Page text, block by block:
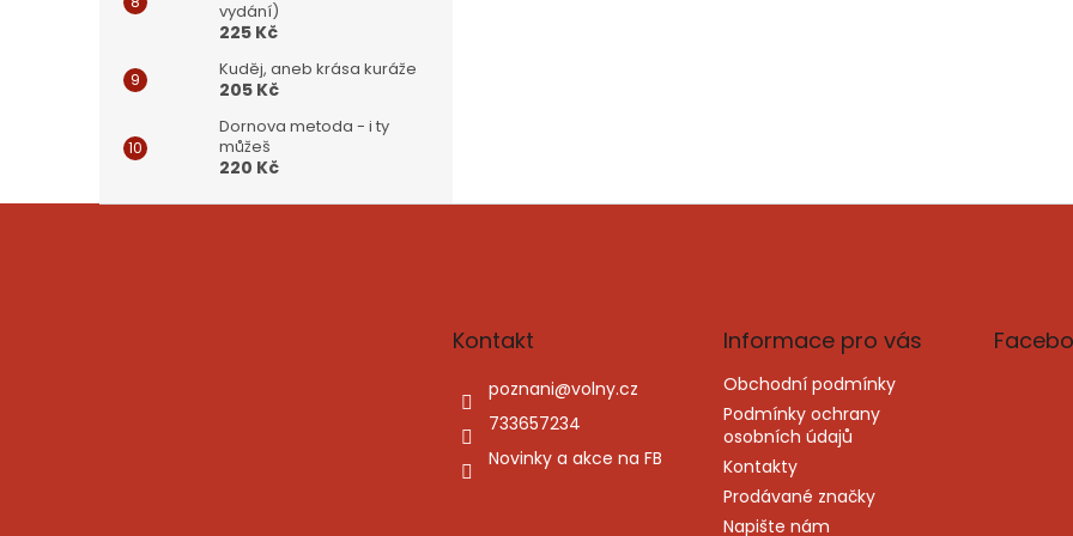
vydání)
225 Kč
Kuděj, aneb krása kuráže
205 Kč
Dornova metoda - i ty
můžeš
220 Kč
Kontakt
poznani@volny.cz
733657234
Novinky a akce na FB
Informace pro vás
Obchodní podmínky
Podmínky ochrany
osobních údajů
Kontakty
Prodávané značky
Napište nám